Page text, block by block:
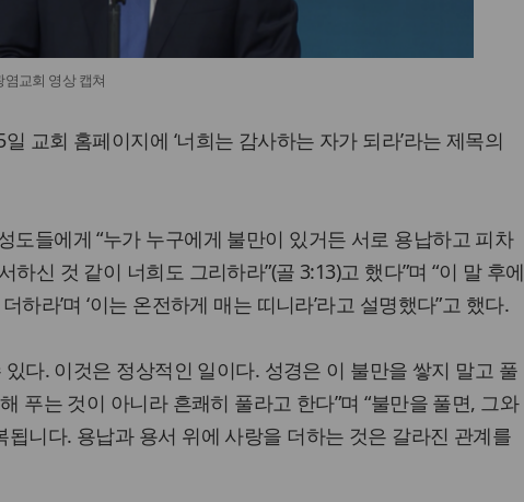
교회 영상 캡쳐
교회 홈페이지에 ‘너희는 감사하는 자가 되라’라는 제목의
도들에게 “누가 누구에게 불만이 있거든 서로 용납하고 피차
하신 것 같이 너희도 그리하라”(골 3:13)고 했다”며 “이 말 후에
하라’며 ‘이는 온전하게 매는 띠니라’라고 설명했다”고 했다.
다. 이것은 정상적인 일이다. 성경은 이 불만을 쌓지 말고 풀
푸는 것이 아니라 흔쾌히 풀라고 한다”며 “불만을 풀면, 그와
니다. 용납과 용서 위에 사랑을 더하는 것은 갈라진 관계를